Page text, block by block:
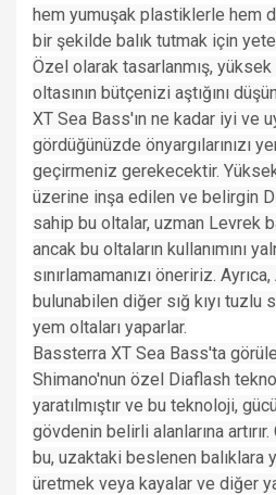
hem yumuşak plastiklerle hem
bir şekilde balık tutmak için
Özel olarak tasarlanmış,
oltasının bütçenizi aştığını
XT Sea Bass'ın ne kadar iyi ve
gördüğünüzde önyargılarınızı
geçirmeniz gerekecektir.
üzerine inşa edilen ve belirgin
sahip bu oltalar, uzman Levrek
ancak bu oltaların kullanımını
sınırlamamanızı öneririz.
bulunabilen diğer sığ kıyı tuzlu
yem oltaları yaparlar.
Bassterra XT Sea Bass'ta
Shimano'nun özel Diaflash
yaratılmıştır ve bu teknoloji,
gövdenin belirli alanlarına
bu, uzaktaki beslenen balıklara
üretmek veya kayalar ve diğer